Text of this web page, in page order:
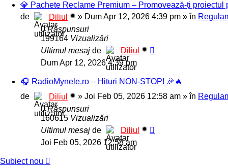
💎 Pachete Reclame Premium – Promovează-ți proiectul
de
Diliul » Dum Apr 12, 2026 4:39 pm » în
0Răspunsuri
199164 Vizualizări
Ultimul mesaj de
Diliul
Dum Apr 12, 2026 4:39 pm
🎧 RadioMynele.ro – Hituri NON-STOP! 🎉🔥
de
Diliul » Joi Feb 05, 2026 12:58 am » în
0Răspunsuri
160615 Vizualizări
Ultimul mesaj de
Diliul
Joi Feb 05, 2026 12:58 am
Subiect nou